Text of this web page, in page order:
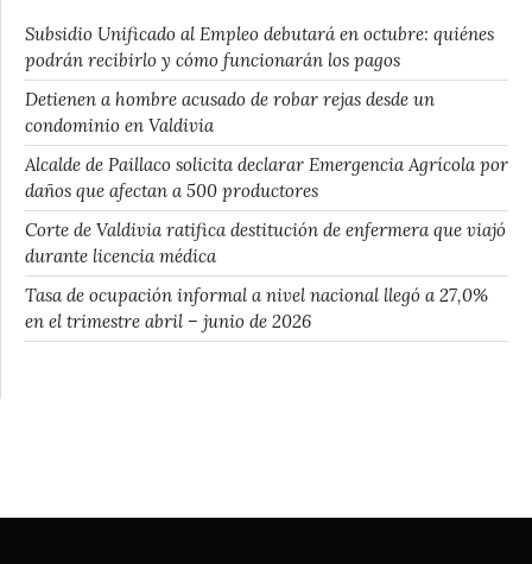
Subsidio Unificado al Empleo debutará en octubre: quiénes
podrán recibirlo y cómo funcionarán los pagos
Detienen a hombre acusado de robar rejas desde un
condominio en Valdivia
Alcalde de Paillaco solicita declarar Emergencia Agrícola por
daños que afectan a 500 productores
Corte de Valdivia ratifica destitución de enfermera que viajó
durante licencia médica
Tasa de ocupación informal a nivel nacional llegó a 27,0%
en el trimestre abril – junio de 2026